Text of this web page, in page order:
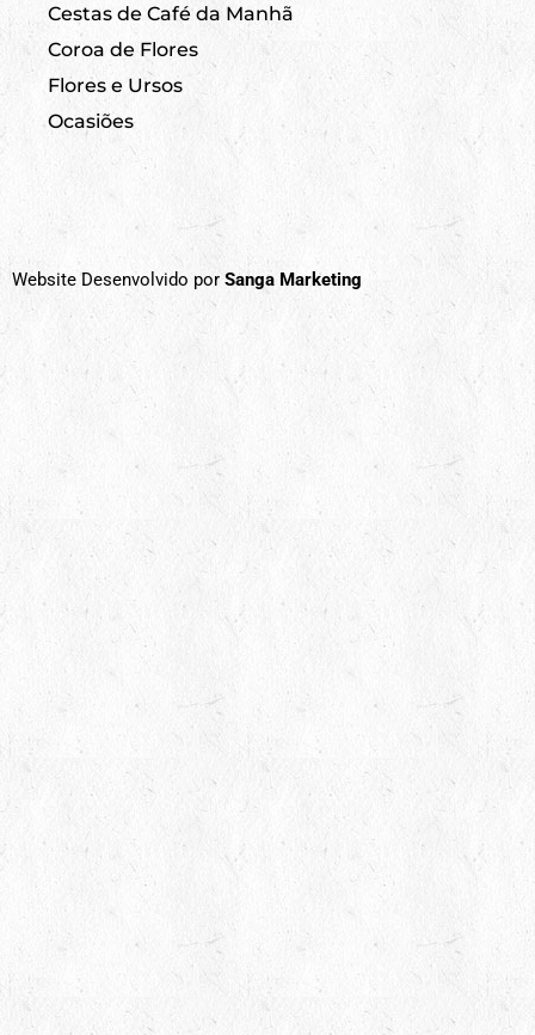
Cestas de Café da Manhã
Coroa de Flores
Flores e Ursos
Ocasiões
Website Desenvolvido por Sanga Marketing